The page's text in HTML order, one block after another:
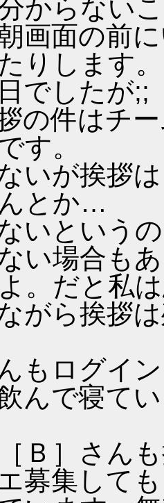
からない
画面の前
りします
でしたが;;
の件はチ
す。
いが挨拶
とか…
いという
い場合も
。だと私
がら挨拶
んもログイ
んで寝て
Ｂ］さん
募集して